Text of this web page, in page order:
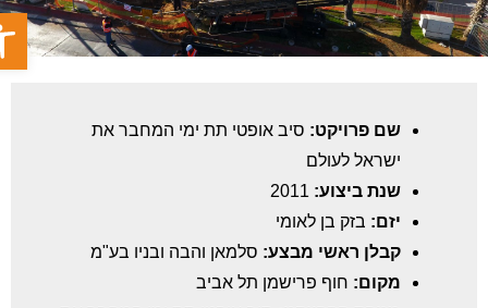
פתח
שם פרויקט:סיב אופטי תת ימי המחבר את
ישראל לעולם
שנת ביצוע:2011
יזם:בזק בן לאומי
קבלן ראשי מבצע:סלמאן והבה ובניו בע"מ
מקום:חוף פרישמן תל אביב